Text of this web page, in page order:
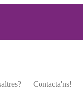
Contacta'ns!